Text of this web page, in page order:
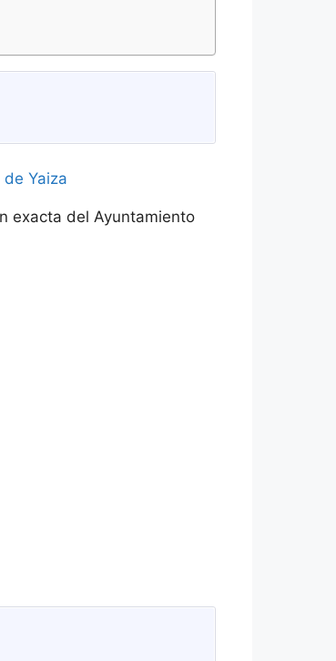
exacta del Ayuntamiento